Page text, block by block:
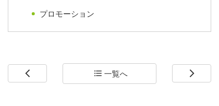
プロモーション
arrow_back_ios format_list_bulleted 一覧へ arrow_forward_ios